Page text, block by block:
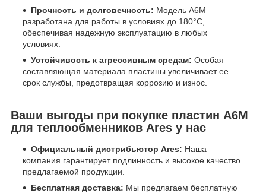
Прочность и долговечность: Модель А6М
разработана для работы в условиях до 180°C,
обеспечивая надежную эксплуатацию в любых
условиях.
Устойчивость к агрессивным средам: Особая
составляющая материала пластины увеличивает ее
срок службы, предотвращая коррозию и износ.
Ваши выгоды при покупке пластин А6М
для теплообменников Ares у нас
Официальный дистрибьютор Ares: Наша
компания гарантирует подлинность и высокое качество
предлагаемой продукции.
Бесплатная доставка: Мы предлагаем бесплатную